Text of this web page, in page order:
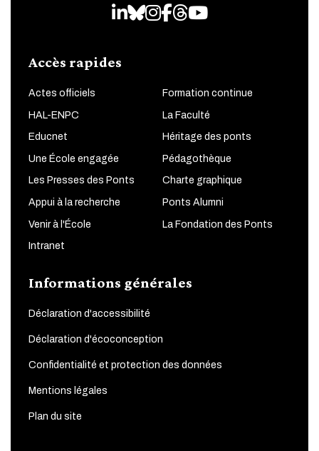
LinkedIn
Bluesky
Instagram
Facebook
Threads
Youtube
Accès rapides
Actes officiels Formation continue
HAL-ENPC La Faculté
Educnet Héritage des ponts
Une École engagée Pédagothèque
Les Presses des Ponts Charte graphique
Appui à la recherche Ponts Alumni
Venir à l'École La Fondation des Ponts
Intranet
Informations générales
Déclaration d'accessibilité
Déclaration d'écoconception
Confidentialité et protection des données
Mentions légales
Plan du site